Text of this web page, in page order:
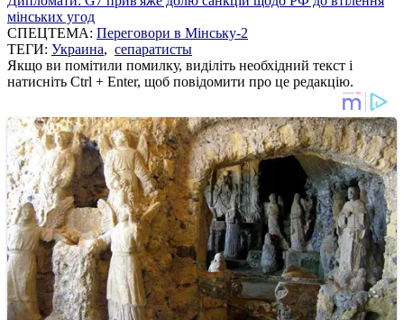
мінських угод
СПЕЦТЕМА: Переговори в Мінську-2
ТЕГИ: Украина, сепаратисты
Якщо ви помітили помилку, виділіть необхідний текст і
натисніть Ctrl + Enter, щоб повідомити про це редакцію.